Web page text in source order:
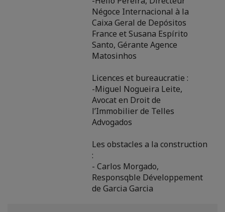
Négoce Internacional à la
Caixa Geral de Depósitos
France et Susana Espírito
Santo, Gérante Agence
Matosinhos
Licences et bureaucratie :
-Miguel Nogueira Leite,
Avocat en Droit de
l’Immobilier de Telles
Advogados
Les obstacles a la construction
:
- Carlos Morgado,
Responsqble Développement
de Garcia Garcia